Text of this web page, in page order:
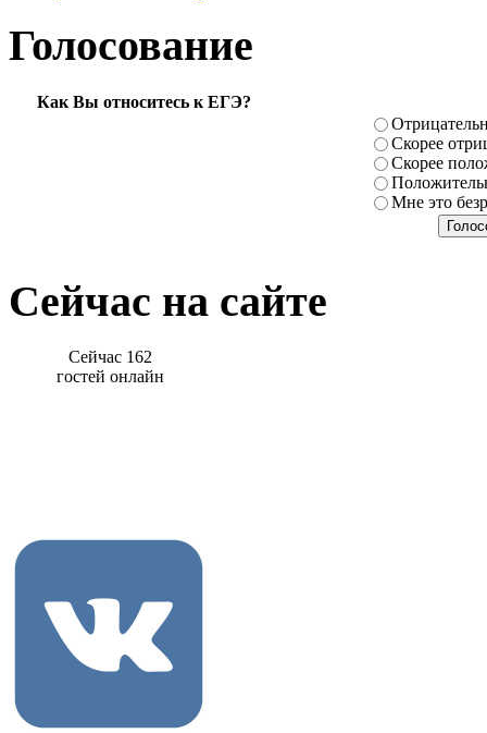
Голосование
Как Вы относитесь к ЕГЭ?
Скорее
Скорее
Мне это
Сейчас на сайте
Сейчас 162
гостей онлайн